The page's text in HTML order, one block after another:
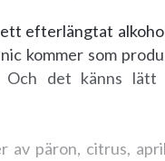
efterlängtat
kommer som
det känns
päron, citrus,